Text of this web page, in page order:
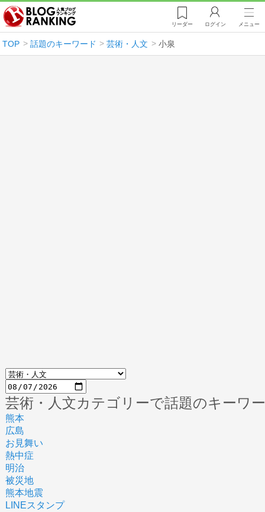
リーダー ログイン メニュー
TOP 話題のキーワード 芸術・人文 小泉
芸術・人文カテゴリーで話題のキーワ
熊本
広島
お見舞い
熱中症
明治
被災地
熊本地震
LINEスタンプ